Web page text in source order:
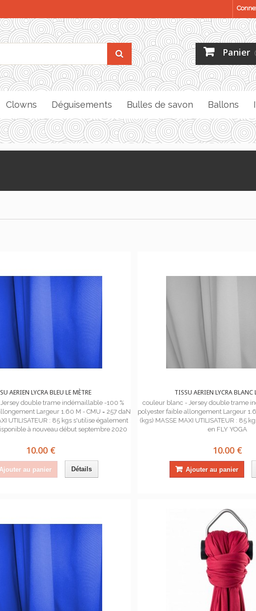
Panier
Clowns Déguisements Bulles de savon Ballons
AERIEN LYCRA BLEU LE MÈTRE
double trame indémaillable -100 %
Largeur 1.60 M - CMU = 257 daN
UTILISATEUR : 85 kgs s'utilise également
à nouveau début septembre 2020
10.00 €
Ajouter au panier Détails
TISSU AERIEN LYCRA BLANC
couleur blanc - Jersey double trame
polyester faible allongement Largeur
(kgs) MASSE MAXI UTILISATEUR : 85
en FLY YOGA
10.00 €
Ajouter au panier